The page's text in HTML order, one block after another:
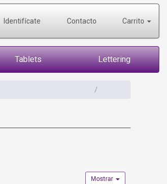
Identifícate Contacto Carrito
Tablets Lettering
Mostrar